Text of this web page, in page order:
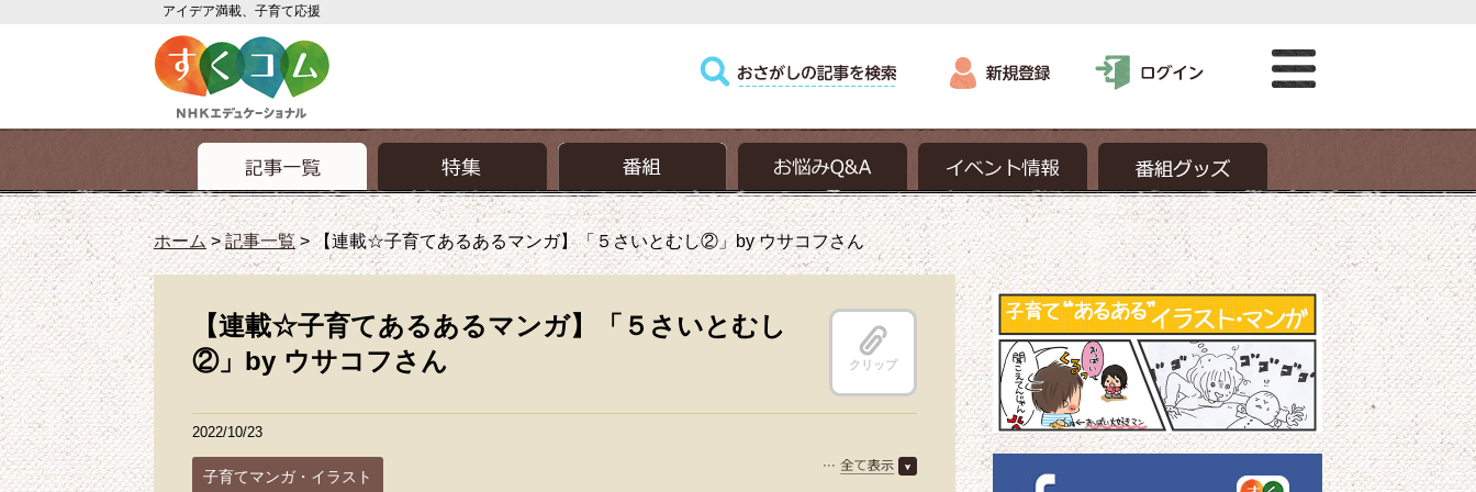
アイデア満載、子育て応援
ホーム>記事一覧>【連載☆子育てあるあるマンガ】「５さいとむし②」by ウサコフさん
【連載☆子育てあるあるマンガ】「５さいとむし
②」by ウサコフさん
クリップ
2022/10/23
子育てマンガ・イラスト